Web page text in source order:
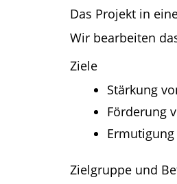
Das Projekt in
Wir bearbeiten
Ziele
Stärkung
Förderung
Zielgruppe und